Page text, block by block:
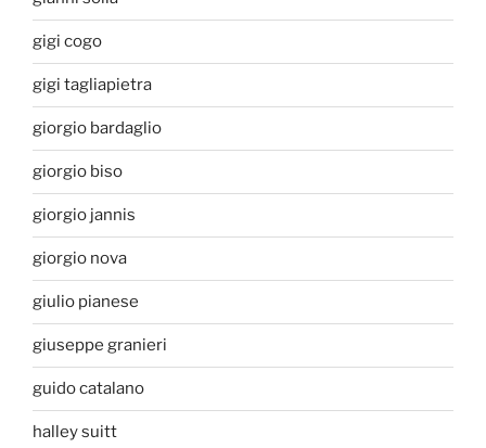
gigi cogo
gigi tagliapietra
giorgio bardaglio
giorgio biso
giorgio jannis
giorgio nova
giulio pianese
giuseppe granieri
guido catalano
halley suitt